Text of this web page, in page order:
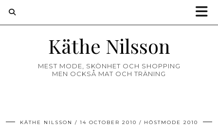
Käthe Nilsson
MEST MODE, SKÖNHET OCH SHOPPING
MEN OCKSÅ MAT OCH TRÄNING
KÄTHE NILSSON 14 OCTOBER 2010 HÖSTMODE 2010